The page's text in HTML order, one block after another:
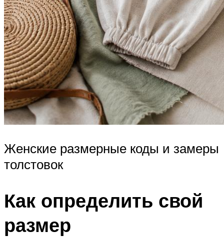
Женские размерные коды и замеры
толстовок
Как определить свой
размер